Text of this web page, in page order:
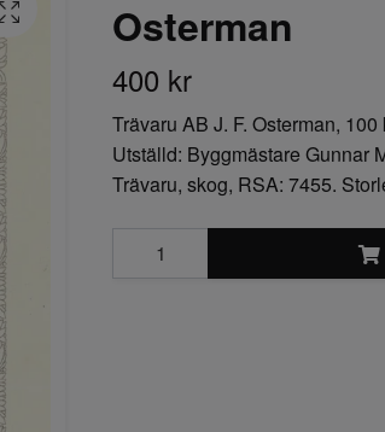
Osterman
400 kr
Trävaru AB J. F. Osterman, 100
Utställd: Byggmästare Gunnar
Trävaru, skog, RSA: 7455.